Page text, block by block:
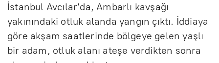
İstanbul Avcılar’da, Ambarlı kavşağı
yakınındaki otluk alanda yangın çıktı. İddiaya
göre akşam saatlerinde bölgeye gelen yaşlı
bir adam, otluk alanı ateşe verdikten sonra